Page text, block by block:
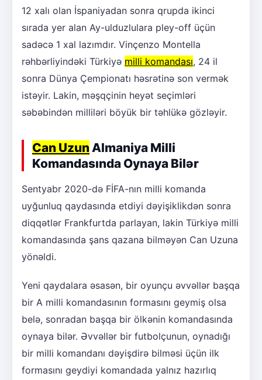
12 xalı olan İspaniyadan sonra qrupda ikinci
sırada yer alan Ay-ulduzlulara pley-off üçün
sadəcə 1 xal lazımdır. Vinçenzo Montella
rəhbərliyindəki Türkiyə milli komandası, 24 il
sonra Dünya Çempionatı həsrətinə son vermək
istəyir. Lakin, məşqçinin heyət seçimləri
səbəbindən milliləri böyük bir təhlükə gözləyir.
Can Uzun Almaniya Milli
Komandasında Oynaya Bilər
Sentyabr 2020-də FİFA-nın milli komanda
uyğunluq qaydasında etdiyi dəyişiklikdən sonra
diqqətlər Frankfurtda parlayan, lakin Türkiyə milli
komandasında şans qazana bilməyən Can Uzuna
yönəldi.
Yeni qaydalara əsasən, bir oyunçu əvvəllər başqa
bir A milli komandasının formasını geymiş olsa
belə, sonradan başqa bir ölkənin komandasında
oynaya bilər. Əvvəllər bir futbolçunun, oynadığı
bir milli komandanı dəyişdirə bilməsi üçün ilk
formasını geydiyi komandada yalnız hazırlıq